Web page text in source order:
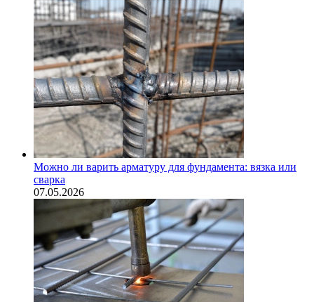
Можно ли варить арматуру для фундамента: вязка или
сварка
07.05.2026